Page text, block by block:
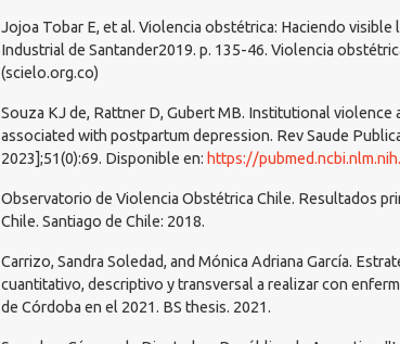
Jojoa Tobar E, et al. Violencia obstétrica: Haciendo visible
Industrial de Santander2019. p. 135-46. Violencia
(scielo.org.co)
Souza KJ de, Rattner D, Gubert MB. Institutional violence
associated with postpartum depression. Rev Saude
2023];51(0):69. Disponible en: https://
Observatorio de Violencia Obstétrica Chile. Resultados
Chile. Santiago de Chile: 2018.
Carrizo, Sandra Soledad, and Mónica Adriana García.
cuantitativo, descriptivo y transversal a realizar con
de Córdoba en el 2021. BS thesis. 2021.